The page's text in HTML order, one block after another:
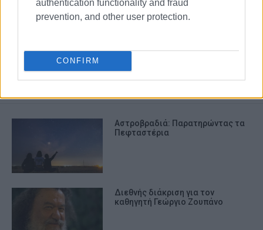
authentication functionality and fraud
prevention, and other user protection.
CONFIRM
ΔΣ
Αστροβραδιά: Παρατηρώντας τα
Πεφταστέρια
Διεθνής διάκριση για τον
καθηγητή Γεώργιο Ζουπάνο